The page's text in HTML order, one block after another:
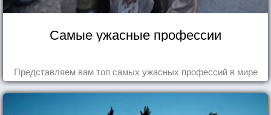
Самые ужасные профессии
Представляем вам топ самых ужасных профессий в мире